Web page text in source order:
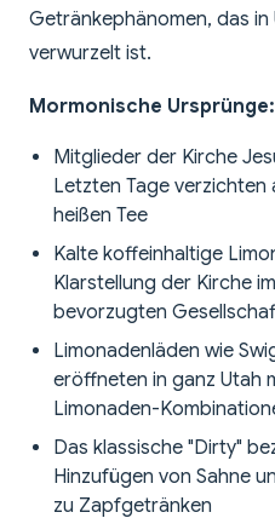
Getränkephänomen, das
verwurzelt ist.
Mormonische Ursprünge:
Mitglieder der Kirche
Letzten Tage verzichten
heißen Tee
Kalte koffeinhaltige
Klarstellung der Kirche
bevorzugten
Limonadenläden wie
eröffneten in ganz Utah
Limonaden-
Das klassische "Dirty"
Hinzufügen von Sahne
zu Zapfgetränken